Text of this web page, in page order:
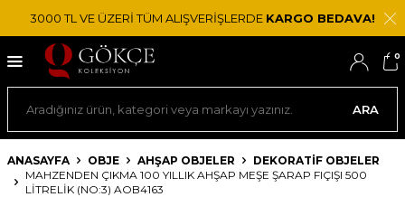
3000 TL VE ÜZERİ TÜM ALIŞVERİŞLERDE KARGO BEDAVA!
ARA
0
ANASAYFA OBJE AHŞAP OBJELER
DEKORATIF OBJELER
MAHZENDEN ÇIKMA 100 YILLIK AHŞAP MEŞE ŞARAP FIÇIŞI 500
LITRELIK (NO:3) AOB4163